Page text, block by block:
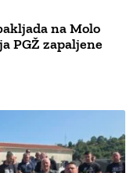
na Molo
PGŽ zapaljene